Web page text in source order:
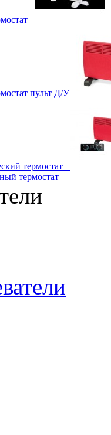
пульт Д/У
термостат
термостат